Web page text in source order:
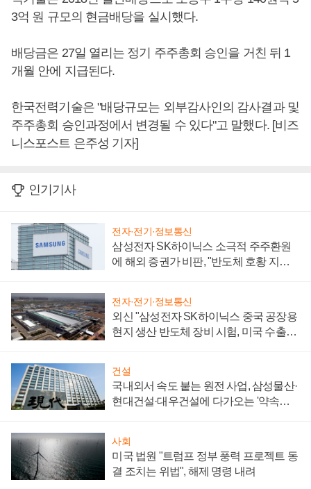
3억 원 규모의 현금배당을 실시했다.
배당금은 27일 열리는 정기 주주총회 승인을 거친 뒤 1
개월 안에 지급된다.
한국전력기술은 "배당규모는 외부감사인의 감사결과 및
주주총회 승인과정에서 변경될 수 있다"고 말했다. [비즈
니스포스트 은주성 기자]
인기기사
전자·전기·정보통신
삼성전자 SK하이닉스 소극적 주주환원
에 해외 증권가 비판, "반도체 호황 지속
전자·전기·정보통신
외신 "삼성전자 SK하이닉스 중국 공장용
현지 생산 반도체 장비 시험, 미국 수출통
건설
국내외서 속도 붙는 원전 사업, 삼성물산·
현대건설·대우건설에 다가오는 '약속의
사회
미국 법원 "트럼프 정부 풍력 프로젝트 동
결 조치는 위법", 해제 명령 내려